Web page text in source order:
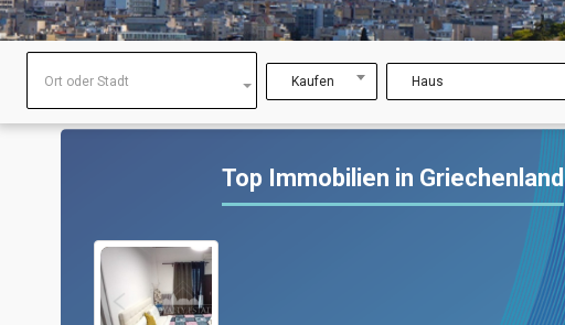
Ort oder Stadt Kaufen Haus
Top Immobilien in Griechenland